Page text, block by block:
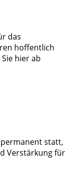
das
hoffentlich
hier ab
statt,
Verstärkung für